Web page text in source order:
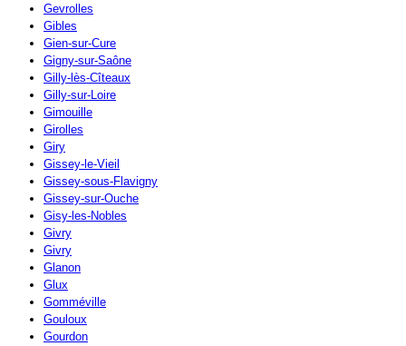
Gevrolles
Gibles
Gien-sur-Cure
Gigny-sur-Saône
Gilly-lès-Cîteaux
Gilly-sur-Loire
Gimouille
Girolles
Giry
Gissey-le-Vieil
Gissey-sous-Flavigny
Gissey-sur-Ouche
Gisy-les-Nobles
Givry
Givry
Glanon
Glux
Gomméville
Gouloux
Gourdon